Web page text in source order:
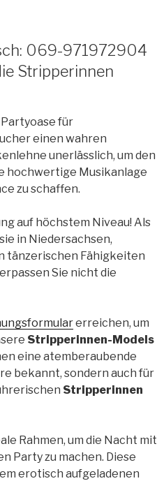
069-971972904
Stripperinnen
für
einen wahren
unerlässlich, um den
hochwertige Musikanlage
zu schaffen.
auf höchstem Niveau! Als
in Niedersachsen,
tänzerischen Fähigkeiten
Sie nicht die
erreichen, um
Stripperinnen-Models
eine atemberaubende
bekannt, sondern auch für
Stripperinnen
Rahmen, um die Nacht mit
Party zu machen. Diese
erotisch aufgeladenen